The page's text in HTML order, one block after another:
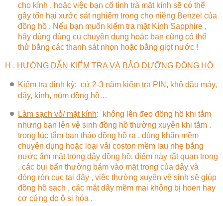
cho kính , hoặc việc bạn cố tình trà mặt kính sẽ có thể
gây tổn hại xước sát nghiêm trọng cho niềng Benzel của
đồng hồ . Nếu bạn muốn kiểm tra mặt Kính Sapphire ,
hãy dùng dùng cụ chuyên dụng hoặc bạn cũng có thể
thử bằng các thanh sát nhọn hoặc bằng giọt nước !
H . HƯỚNG DẪN KIỂM TRA VÀ BẢO DƯỠNG ĐỒNG HỒ
Kiểm tra định kỳ: cứ 2-3 năm kiểm tra PIN, khô dầu máy,
dây, kính, núm đồng hồ…
Làm sạch vỏ/ mặt kính:
không lên đeo đồng hồ khi tắm
nhưng bạn lên vệ sinh đồng hồ thường xuyên khi tắm .
trong lúc tắm bạn tháo đồng hồ ra , dùng khăn mềm
chuyên dụng hoặc loại vải coston mềm lau nhẹ bằng
nước ấm mặt trong dây đồng hồ. điểm này rất quan trọng
, các bụi bẩn thường bám vào mặt trong của dây và
đóng rón cục tại đây , việc thường xuyên vệ sinh sẽ giúp
đồng hồ sạch , các mắt dây mềm mại không bị hoen hay
cơ cứng do ô si hóa .